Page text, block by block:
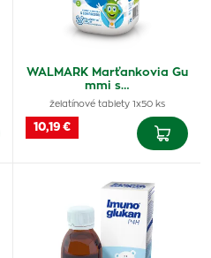
WALMARK Marťankovia Gu
mmi s…
želatínové tablety 1x50 ks
10,19 €